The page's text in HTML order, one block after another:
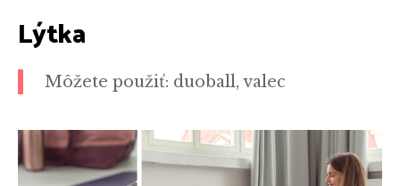
Lýtka
Môžete použiť: duoball, valec